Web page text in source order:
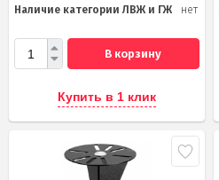
Наличие категории ЛВЖ и ГЖ
нет
В корзину
Купить в 1 клик